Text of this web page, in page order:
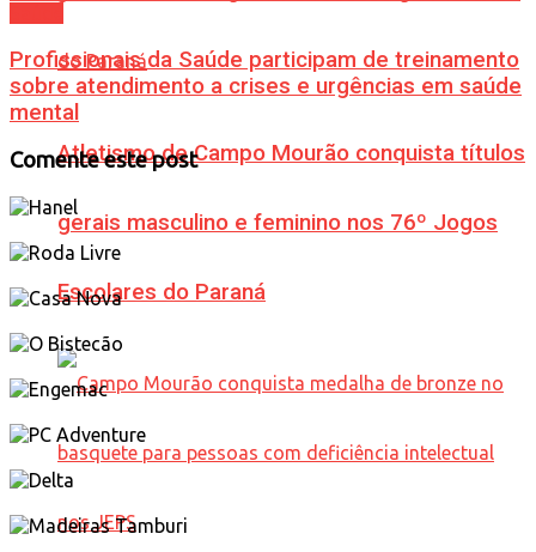
Atletismo de Campo Mourão conquista títulos
gerais masculino e feminino nos 76º Jogos
Escolares do Paraná
Profissionais da Saúde participam de treinamento
sobre atendimento a crises e urgências em saúde
mental
Comente este post